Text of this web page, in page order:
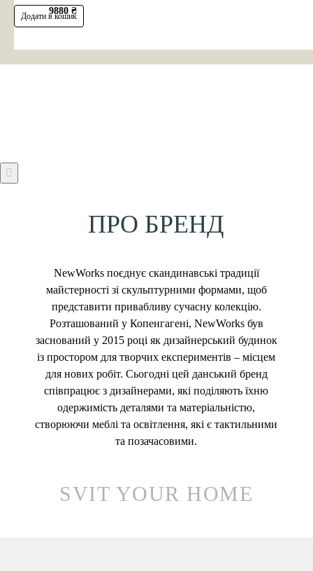
9880 ₴
Додати в кошик
ПРО БРЕНД
NewWorks поєднує скандинавські традиції
майстерності зі скульптурними формами, щоб
представити привабливу сучасну колекцію.
Розташований у Копенгагені, NewWorks був
заснований у 2015 році як дизайнерський будинок
із простором для творчих експериментів – місцем
для нових робіт. Сьогодні цей данський бренд
співпрацює з дизайнерами, які поділяють їхню
одержимість деталями та матеріальністю,
створюючи меблі та освітлення, які є тактильними
та позачасовими.
SVIT YOUR HOME